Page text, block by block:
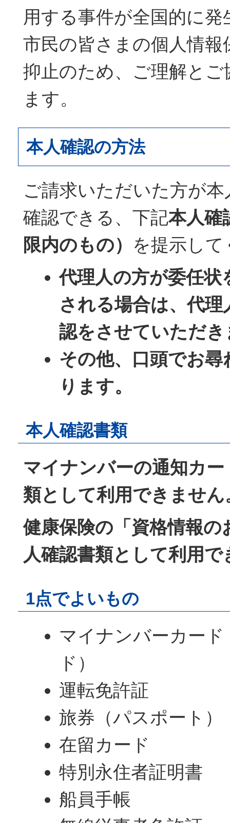
用する事件が全国的に
市民の皆さまの個人情報
抑止のため、ご理解と
ます。
本人確認の方法
ご請求いただいた方が
確認できる、下記本人確
限内のもの）
を提示し
代理人の方が委任状
される場合は、代理
認をさせていただき
その他、口頭でお
ります。
本人確認書類
マイナンバーの通知カ
類として利用できません
健康保険の「資格情報の
人確認書類として利用
1点でよいもの
マイナンバーカー
ド）
運転免許証
旅券（パスポート）
在留カード
特別永住者証明書
船員手帳